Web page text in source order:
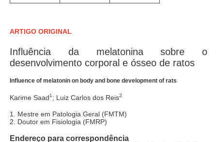
ARTIGO ORIGINAL
Influência da melatonina sobre o
desenvolvimento corporal e ósseo de ratos
Influence of melatonin on body and bone development of rats
Karime Saad1 ; Luiz Carlos dos Reis2
1. Mestre em Patologia Geral (FMTM)
2. Doutor em Fisiologia (FMRP)
Endereço para correspondência